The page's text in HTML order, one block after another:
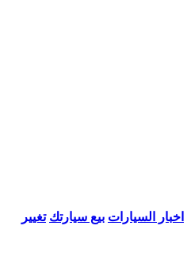
اخبار السيارات بيع سيارتك تغيير